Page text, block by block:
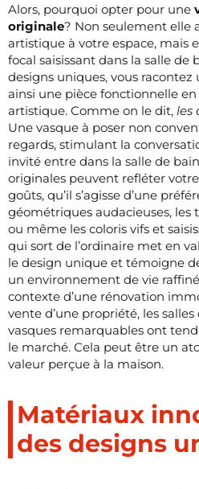
Alors, pourquoi opter pour une
originale? Non seulement elle
artistique à votre espace, mais
focal saisissant dans la salle de
designs uniques, vous
ainsi une pièce fonctionnelle en
artistique. Comme on le dit, les
Une vasque à poser non
regards, stimulant la
invité entre dans la salle de
originales peuvent refléter
goûts, qu’il s’agisse d’une
géométriques audacieuses, les
ou même les coloris vifs et
qui sort de l’ordinaire met en
le design unique et témoigne
un environnement de vie
contexte d’une rénovation
vente d’une propriété, les
vasques remarquables ont
le marché. Cela peut être un
valeur perçue à la maison.
Matériaux
des designs